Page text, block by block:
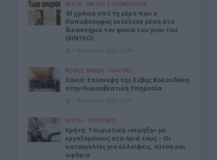
ΚΡΗΤΗ • ΜΑΤΙΕΣ ΣΤΟ ΠΑΡΕΛΘΟΝ
43 χρόνια από τη μέρα που ο
Παπαδόσηφος εκτέλεσε μέσα στο
δικαστήριο τον φονιά του γιου του
(ΒΙΝΤΕΟ)
7 Αυγούστου 2026 12:44
ΝΟΜΌΣ ΧΑΝΊΩΝ • ΠΟΛΙΤΙΚΗ
Xανιά: Επίσκεψη της Σέβης Βολουδάκη
στην Πυροσβεστική Υπηρεσία
7 Αυγούστου 2026 12:41
ΚΡΗΤΗ • ΤΟΥΡΙΣΜΟΣ
Κρήτη: Τουριστική «έκρηξη» με
εργαζόμενους στα όριά τους – Οι
καταγγελίες για ελλείψεις, πίεση και
ωράρια